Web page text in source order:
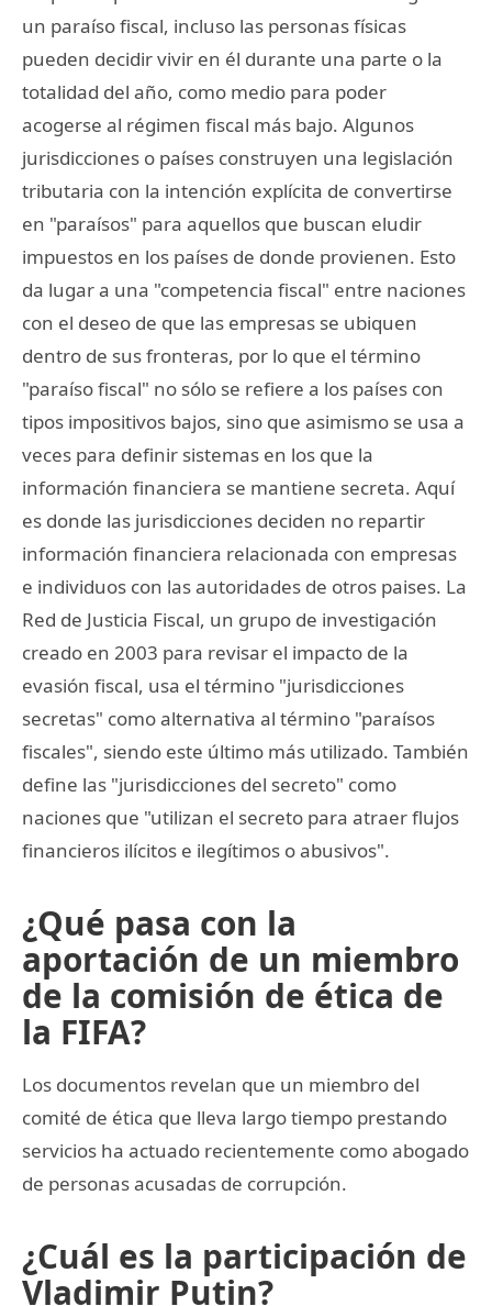
un paraíso fiscal, incluso las personas físicas
pueden decidir vivir en él durante una parte o la
totalidad del año, como medio para poder
acogerse al régimen fiscal más bajo. Algunos
jurisdicciones o países construyen una legislación
tributaria con la intención explícita de convertirse
en "paraísos" para aquellos que buscan eludir
impuestos en los países de donde provienen. Esto
da lugar a una "competencia fiscal" entre naciones
con el deseo de que las empresas se ubiquen
dentro de sus fronteras, por lo que el término
"paraíso fiscal" no sólo se refiere a los países con
tipos impositivos bajos, sino que asimismo se usa a
veces para definir sistemas en los que la
información financiera se mantiene secreta. Aquí
es donde las jurisdicciones deciden no repartir
información financiera relacionada con empresas
e individuos con las autoridades de otros paises. La
Red de Justicia Fiscal, un grupo de investigación
creado en 2003 para revisar el impacto de la
evasión fiscal, usa el término "jurisdicciones
secretas" como alternativa al término "paraísos
fiscales", siendo este último más utilizado. También
define las "jurisdicciones del secreto" como
naciones que "utilizan el secreto para atraer flujos
financieros ilícitos e ilegítimos o abusivos".
¿Qué pasa con la
aportación de un miembro
de la comisión de ética de
la FIFA?
Los documentos revelan que un miembro del
comité de ética que lleva largo tiempo prestando
servicios ha actuado recientemente como abogado
de personas acusadas de corrupción.
¿Cuál es la participación de
Vladimir Putin?